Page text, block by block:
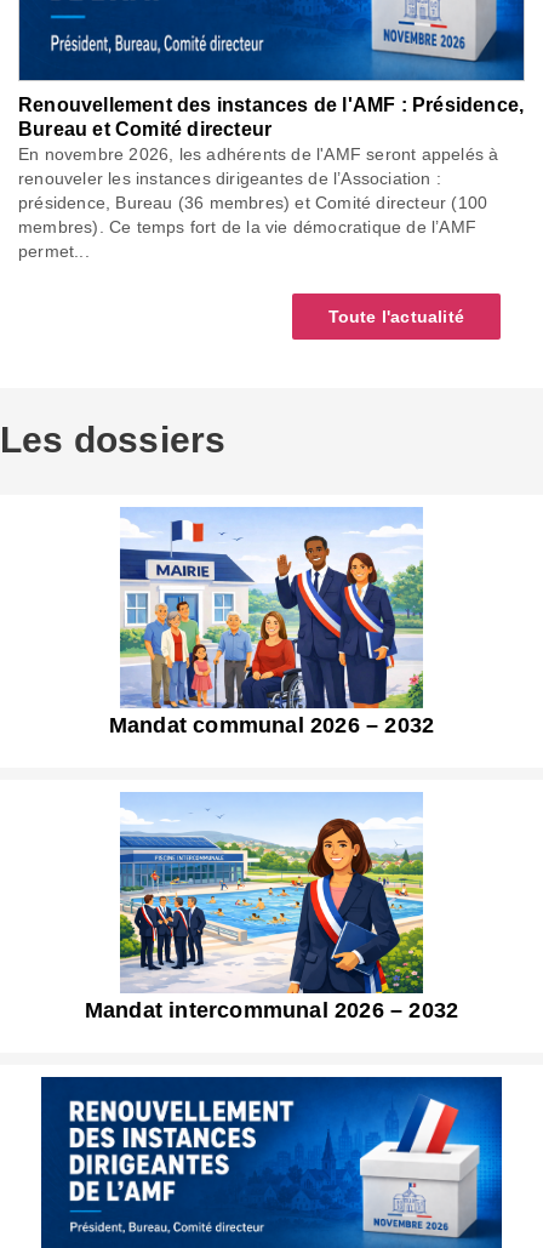
Renouvellement des instances de l'AMF : Présidence,
Bureau et Comité directeur
En novembre 2026, les adhérents de l'AMF seront appelés à
renouveler les instances dirigeantes de l’Association :
présidence, Bureau (36 membres) et Comité directeur (100
membres). Ce temps fort de la vie démocratique de l’AMF
permet...
Toute l'actualité
Les dossiers
Mandat communal 2026 – 2032
Mandat intercommunal 2026 – 2032